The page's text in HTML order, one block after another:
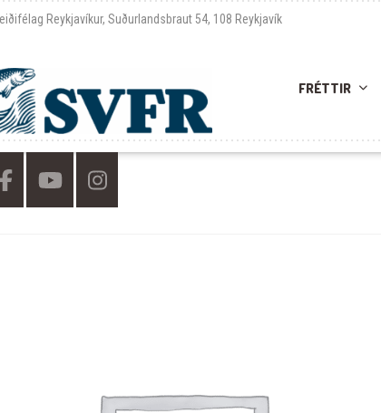
Reykjavíkur, Suðurlandsbraut 54, 108 Reykjavík
FRÉTTIR